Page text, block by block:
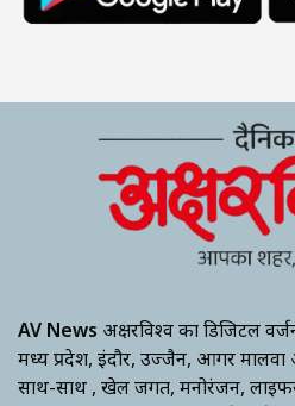
AV News अक्षरविश्व का डिजिटल
मध्य प्रदेश, इंदौर, उज्जैन, आगर
साथ-साथ , खेल जगत, मनोरंजन,